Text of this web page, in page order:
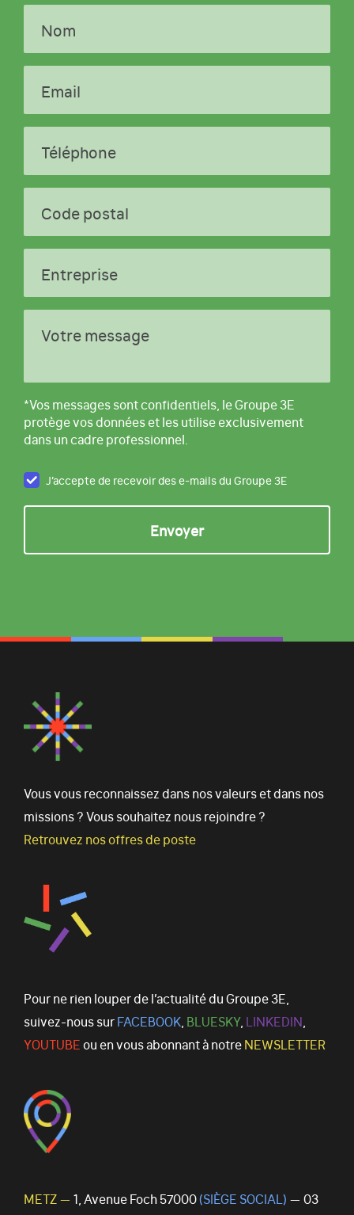
Nom
Email
Téléphone
Code postal
Entreprise
Votre message
*Vos messages sont confidentiels, le Groupe 3E
protège vos données et les utilise exclusivement
dans un cadre professionnel.
J’accepte de recevoir des e-mails du Groupe 3E
Vous vous reconnaissez dans nos valeurs et dans nos
missions ? Vous souhaitez nous rejoindre ?
Retrouvez nos offres de poste
Pour ne rien louper de l’actualité du Groupe 3E,
suivez-nous surFACEBOOK, BLUESKY, LINKEDIN,
YOUTUBEou en vous abonnant à notreNEWSLETTER
METZ — 1, Avenue Foch 57000(SIÈGE SOCIAL) — 03